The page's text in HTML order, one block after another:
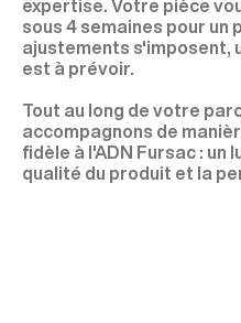
expertise. Votre pièce
sous 4 semaines pour un
ajustements s'imposent,
est à prévoir.
Tout au long de votre
accompagnons de
fidèle à l'ADN Fursac : un
qualité du produit et la